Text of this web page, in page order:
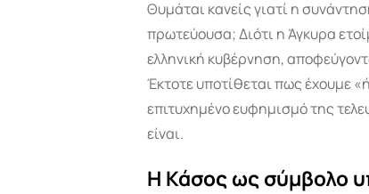
Θυμάται κανείς γιατί η
πρωτεύουσα; Διότι η Άγκυρα
ελληνική κυβέρνηση,
Έκτοτε υποτίθεται πως έχουμε
επιτυχημένο ευφημισμό της
είναι.
Η Κάσος ως σύμβολο